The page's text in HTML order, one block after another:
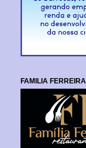
FAMILIA FERREIRA